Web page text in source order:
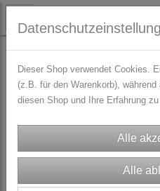
STOFFE Jersey /
Dieser Shop verwendet Cookies.
(z.B. für den Warenkorb),
diesen Shop und Ihre Erfahrung